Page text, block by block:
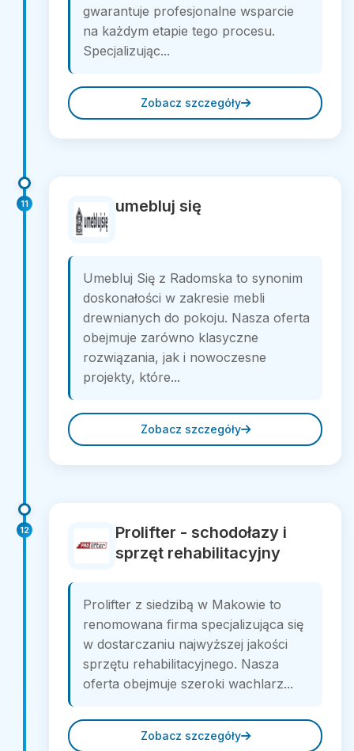
gwarantuje profesjonalne wsparcie
na każdym etapie tego procesu.
Specjalizując...
Zobacz szczegóły
11 umebluj się
Umebluj Się z Radomska to synonim
doskonałości w zakresie mebli
drewnianych do pokoju. Nasza oferta
obejmuje zarówno klasyczne
rozwiązania, jak i nowoczesne
projekty, które...
Zobacz szczegóły
12
Prolifter - schodołazy i
sprzęt rehabilitacyjny
Prolifter z siedzibą w Makowie to
renomowana firma specjalizująca się
w dostarczaniu najwyższej jakości
sprzętu rehabilitacyjnego. Nasza
oferta obejmuje szeroki wachlarz...
Zobacz szczegóły